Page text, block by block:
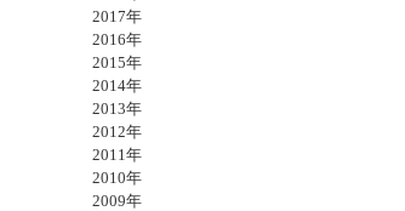
2017年
2016年
2015年
2014年
2013年
2012年
2011年
2010年
2009年